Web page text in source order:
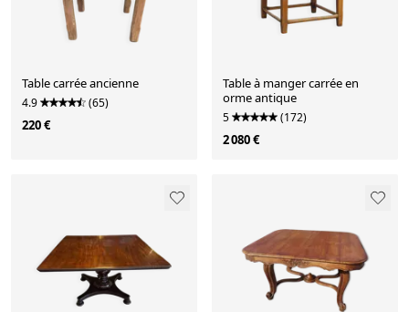
Table carrée ancienne
4.9 (65)
220 €
Table à manger carrée en
orme antique
5 (172)
2 080 €